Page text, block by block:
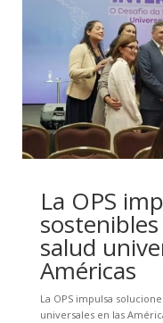
La OPS
salud
Américas
La OPS impulsa
universales en las